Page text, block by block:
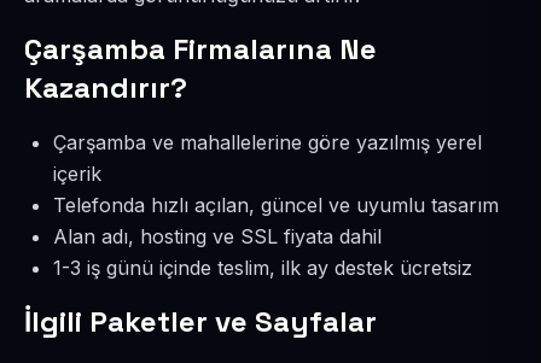
Çarşamba Firmalarına Ne
Kazandırır?
Çarşamba ve mahallelerine göre yazılmış yerel
içerik
Telefonda hızlı açılan, güncel ve uyumlu tasarım
Alan adı, hosting ve SSL fiyata dahil
1-3 iş günü içinde teslim, ilk ay destek ücretsiz
İlgili Paketler ve Sayfalar